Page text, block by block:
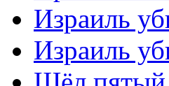
Израиль
Израиль